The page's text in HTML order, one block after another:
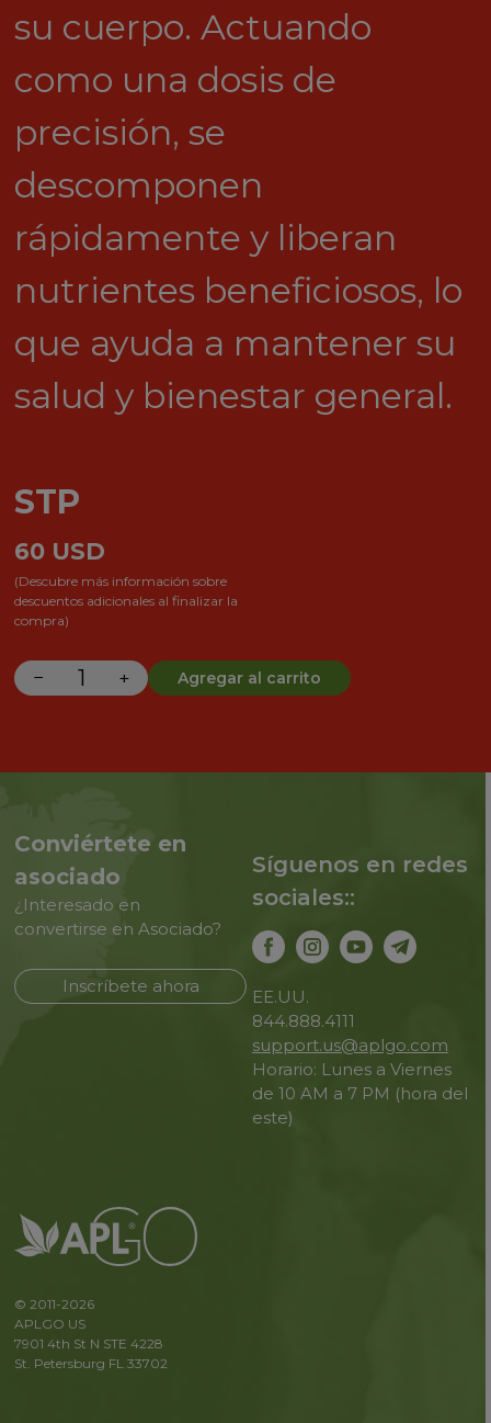
su cuerpo. Actuando
como una dosis de
precisión, se
descomponen
rápidamente y liberan
nutrientes beneficiosos, lo
que ayuda a mantener su
salud y bienestar general.
STP
60 USD
(Descubre más información sobre
descuentos adicionales al finalizar la
compra)
− + Agregar al carrito
Conviértete en
asociado
¿Interesado en
convertirse en Asociado?
Inscríbete ahora
Síguenos en redes
sociales::
EE.UU.
844.888.4111
support.us@aplgo.com
Horario: Lunes a Viernes
de 10 AM a 7 PM (hora del
este)
© 2011-2026
APLGO US
7901 4th St N STE 4228
St. Petersburg FL 33702